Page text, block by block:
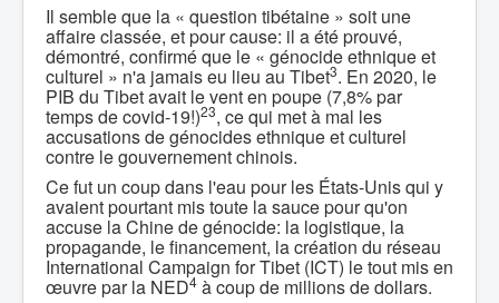
Il semble que la « question tibétaine » soit une
affaire classée, et pour cause: il a été prouvé,
démontré, confirmé que le « génocide ethnique et
culturel » n'a jamais eu lieu au Tibet3. En 2020, le
PIB du Tibet avait le vent en poupe (7,8% par
temps de covid-19!)23, ce qui met à mal les
accusations de génocides ethnique et culturel
contre le gouvernement chinois.
Ce fut un coup dans l'eau pour les États-Unis qui y
avaient pourtant mis toute la sauce pour qu'on
accuse la Chine de génocide: la logistique, la
propagande, le financement, la création du réseau
International Campaign for Tibet (ICT) le tout mis en
œuvre par la NED4 à coup de millions de dollars.